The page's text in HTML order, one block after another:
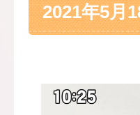
2021年5月